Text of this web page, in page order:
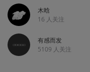
木晗
16 人关注
有感而发
5109 人关注